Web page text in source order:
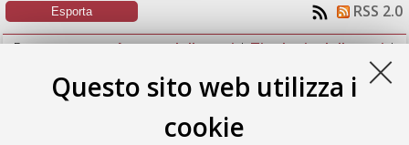
Questo sito web utilizza i
cookie
RSS 2.0
Raggruppa per:Autore della tesi|Tipologia della tesi|